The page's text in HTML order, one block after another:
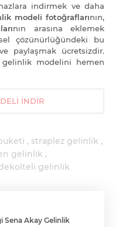
indirmek ve daha
modeli fotoğraflarının,
nın arasına eklemek
çözünürlüğündeki bu
paylaşmak ücretsizdir.
gelinlik modelini hemen
İNDIR
straplez gelinlik
gelinlik
gelinlik
Sena Akay Gelinlik